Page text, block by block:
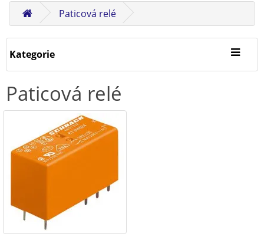
Paticová relé
Kategorie
Paticová relé